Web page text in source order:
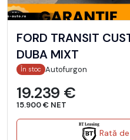
FORD TRANSIT
DUBA MIXT
În stoc Autofurgon
19.239 €
15.900 € NET
Rată